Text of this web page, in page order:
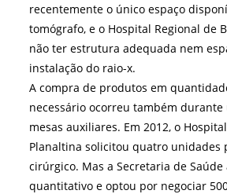
recentemente o único espaço
tomógrafo, e o Hospital Regional de
não ter estrutura adequada nem
instalação do raio-x.
A compra de produtos em
necessário ocorreu também
mesas auxiliares. Em 2012, o
Planaltina solicitou quatro unidades
cirúrgico. Mas a Secretaria de
quantitativo e optou por negociar